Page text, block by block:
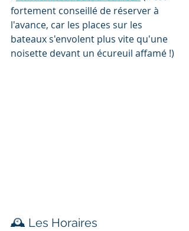
fortement conseillé de réserver à
l'avance, car les places sur les
bateaux s'envolent plus vite qu'une
noisette devant un écureuil affamé !)
🕰️ Les Horaires